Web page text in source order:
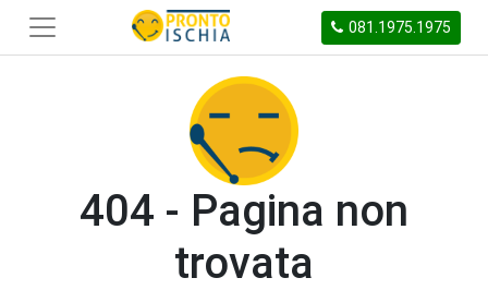
081.1975.1975
404 - Pagina non
trovata